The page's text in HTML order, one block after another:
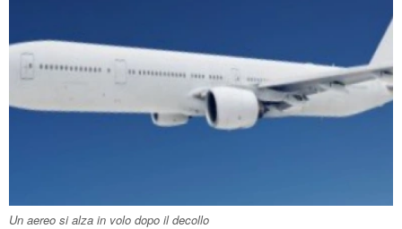
Un aereo si alza in volo dopo il decollo